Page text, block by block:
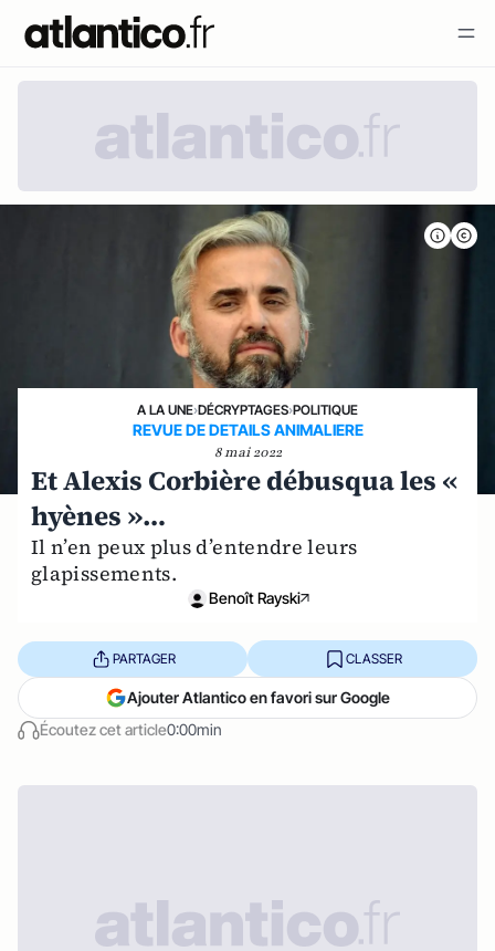
A LA UNE›DÉCRYPTAGES›POLITIQUE
REVUE DE DETAILS ANIMALIERE
8 mai 2022
Et Alexis Corbière débusqua les «
hyènes »…
Il n’en peux plus d’entendre leurs
glapissements.
Benoît Rayski
Écoutez cet article0:00min
PARTAGER CLASSER
Ajouter Atlantico en favori sur Google